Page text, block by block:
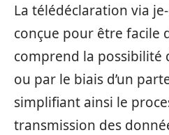
La télédéclaration via
conçue pour être facile
comprend la possibilité
ou par le biais d’un
simplifiant ainsi le
transmission des